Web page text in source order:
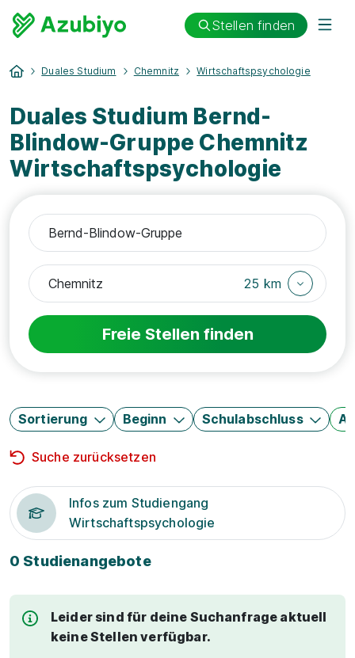
Stellen finden
Duales Studium Chemnitz Wirtschaftspsychologie
Duales Studium Bernd-
Blindow-Gruppe Chemnitz
Wirtschaftspsychologie
25 km
Freie Stellen finden
Sortierung Beginn Schulabschluss
Suche zurücksetzen
Infos zum Studiengang
Wirtschaftspsychologie
0 Studienangebote
Leider sind für deine Suchanfrage aktuell
keine Stellen verfügbar.